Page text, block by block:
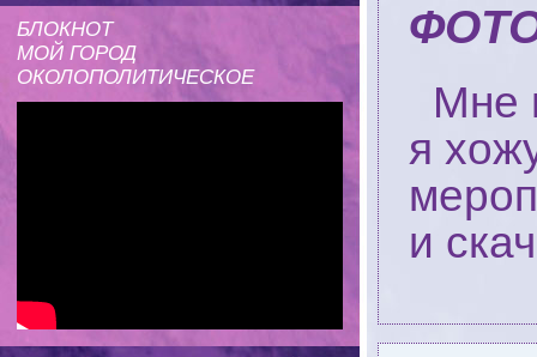
БЛОКНОТ
МОЙ ГОРОД
ОКОЛОПОЛИТИЧЕСКОЕ
Мне
я
и